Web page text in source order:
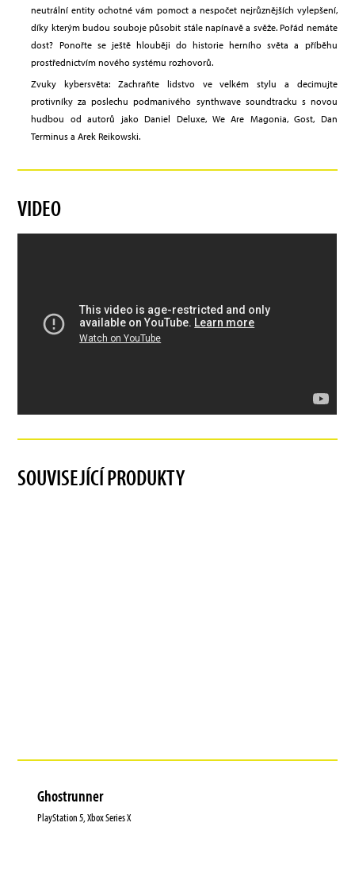
neutrální entity ochotné vám pomoct a nespočet nejrůznějších vylepšení,
díky kterým budou souboje působit stále napínavě a svěže. Pořád nemáte
dost? Ponořte se ještě hlouběji do historie herního světa a příběhu
prostřednictvím nového systému rozhovorů.
Zvuky kybersvěta: Zachraňte lidstvo ve velkém stylu a decimujte
protivníky za poslechu podmanivého synthwave soundtracku s novou
hudbou od autorů jako Daniel Deluxe, We Are Magonia, Gost, Dan
Terminus a Arek Reikowski.
VIDEO
SOUVISEJÍCÍ PRODUKTY
Ghostrunner
PlayStation 5, Xbox Series X